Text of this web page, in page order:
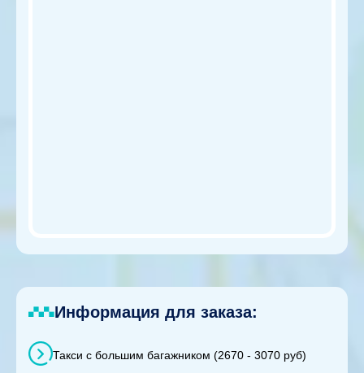
Информация для заказа:
Такси с большим багажником (2670 - 3070 руб)